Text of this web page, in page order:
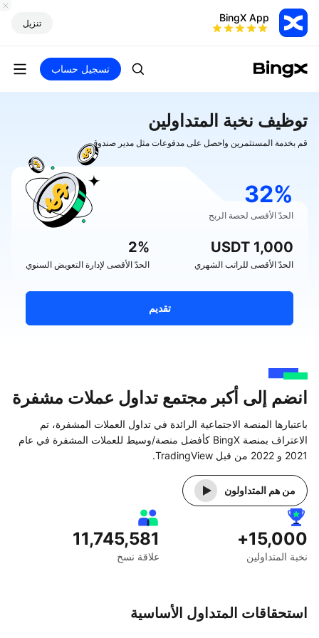
BingX App تنزيل
تسجيل حساب
توظيف نخبة المتداولين
قم بخدمة المستثمرين واحصل على مدفوعات مثل مدير صندوق
32%
الحدّ الأقصى لحصة الربح
1,000
USDT
الحدّ الأقصى للراتب الشهري
2%
الحدّ الأقصى لإدارة التعويض السنوي
تقديم
انضم إلى أكبر مجتمع تداول عملات مشفرة
باعتبارها المنصة الاجتماعية الرائدة في تداول العملات المشفرة، تم
الاعتراف بمنصة BingX كأفضل منصة/وسيط للعملات المشفرة في عام
2021 و 2022 من قبل TradingView.
من هم المتداولون
15,000+
نخبة المتداولين
11,745,581
علاقة نسخ
استحقاقات المتداول الأساسية